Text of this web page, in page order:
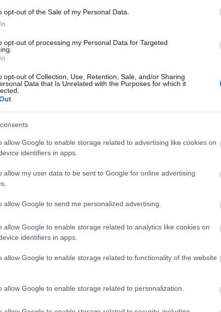
opt-out of the Sale of my Personal Data.
opt-out of processing my Personal Data for Targeted
opt-out of Collection, Use, Retention, Sale, and/or Sharing
Data that Is Unrelated with the Purposes for which it
allow Google to enable storage related to advertising like cookies on
identifiers in apps.
allow my user data to be sent to Google for online advertising
allow Google to send me personalized advertising.
allow Google to enable storage related to analytics like cookies on
identifiers in apps.
allow Google to enable storage related to functionality of the website
allow Google to enable storage related to personalization.
közös alapokról és összetartozásól lesz szó
hogy annak az emlékműnek a
lebontani, vagy arról az
honfitársaink újraelosztása vagy mi, sic! vagy
a zsidók, még azok is, akik nem hangoztatják
vagy csak a lélekben létező zsinagógába, lehet
baráti csevej és az ebből következő zajt
mellett az évről, hogy mit lehetett volna jobban
az életről és elmúlásról.
telhetőt, hogy a hely, ahol a családja, a
legyen egy picivel, és hogy megbánja, ha ez
és a közös alapokról, a megvédendő
a megalázásról, a minden határ
Zsidó Honfitárs megkapjam. Mert nem
magamnak, amíg vannak kisbetűsök. És ha az
és ha bárkit megsértettem, azért most
elmondom magamnak, hogy ebben az
hanem a közös alapot, és tudom, hogy ezt
nekünk, a nagybetűs NAGYON, de a